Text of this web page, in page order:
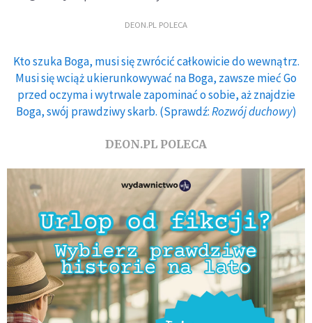
DEON.PL POLECA
Kto szuka Boga, musi się zwrócić całkowicie do wewnątrz.
Musi się wciąż ukierunkowywać na Boga, zawsze mieć Go
przed oczyma i wytrwale zapominać o sobie, aż znajdzie
Boga, swój prawdziwy skarb. (Sprawdź:Rozwój duchowy)
DEON.PL POLECA